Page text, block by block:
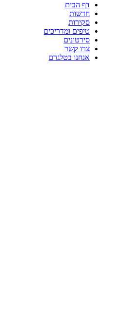
דף הבית
חדשות
סקירות
טיפים ומדריכים
סירטונים
צרו קשר
אנחנו בטלגרם